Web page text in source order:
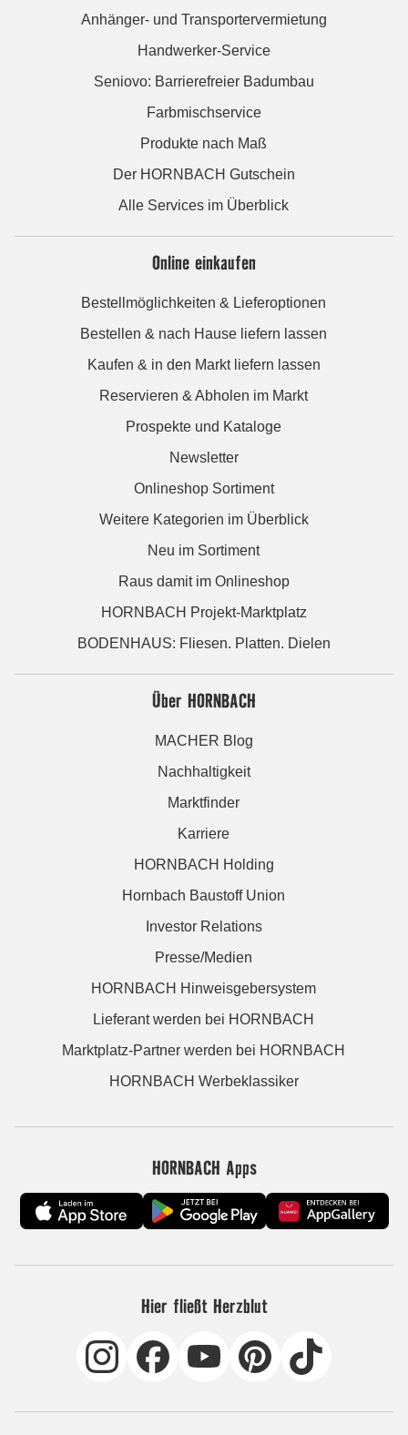
Anhänger- und Transportervermietung
Handwerker-Service
Seniovo: Barrierefreier Badumbau
Farbmischservice
Produkte nach Maß
Der HORNBACH Gutschein
Alle Services im Überblick
Online einkaufen
Bestellmöglichkeiten & Lieferoptionen
Bestellen & nach Hause liefern lassen
Kaufen & in den Markt liefern lassen
Reservieren & Abholen im Markt
Prospekte und Kataloge
Newsletter
Onlineshop Sortiment
Weitere Kategorien im Überblick
Neu im Sortiment
Raus damit im Onlineshop
HORNBACH Projekt-Marktplatz
BODENHAUS: Fliesen. Platten. Dielen
Über HORNBACH
MACHER Blog
Nachhaltigkeit
Marktfinder
Karriere
HORNBACH Holding
Hornbach Baustoff Union
Investor Relations
Presse/Medien
HORNBACH Hinweisgebersystem
Lieferant werden bei HORNBACH
Marktplatz-Partner werden bei HORNBACH
HORNBACH Werbeklassiker
HORNBACH Apps
Hier fließt Herzblut